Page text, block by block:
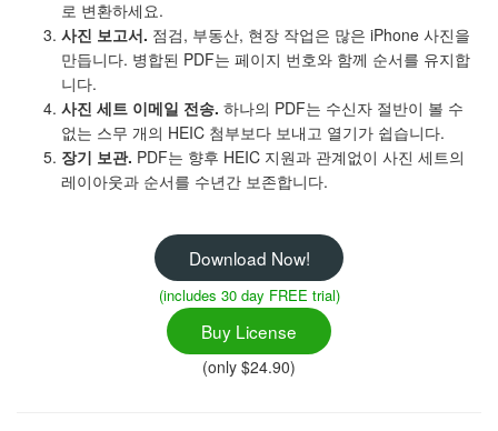
로 변환하세요.
사진 보고서. 점검, 부동산, 현장 작업은 많은 iPhone 사진을
만듭니다. 병합된 PDF는 페이지 번호와 함께 순서를 유지합
니다.
사진 세트 이메일 전송. 하나의 PDF는 수신자 절반이 볼 수
없는 스무 개의 HEIC 첨부보다 보내고 열기가 쉽습니다.
장기 보관. PDF는 향후 HEIC 지원과 관계없이 사진 세트의
레이아웃과 순서를 수년간 보존합니다.
Download Now!
(includes 30 day FREE trial)
Buy License
(only $24.90)